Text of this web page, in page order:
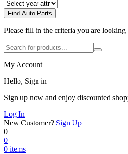
Find Auto Parts
Please fill in the criteria you are looking
My Account
Hello, Sign in
Sign up now and enjoy discounted
Log In
New Customer? Sign Up
0
0
0 items